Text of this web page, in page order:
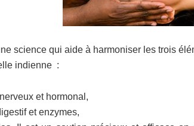
science qui aide à harmoniser les trois
indienne :
et hormonal,
et enzymes,